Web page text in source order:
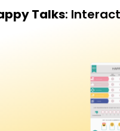
Talks: